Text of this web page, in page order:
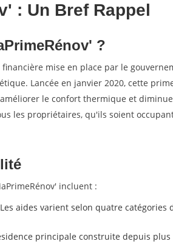
: Un Bref Rappel
?
financière mise en place par le
Lancée en janvier 2020, cette
le confort thermique et
les propriétaires, qu'ils soient
incluent :
aides varient selon quatre catégories
principale construite depuis plus